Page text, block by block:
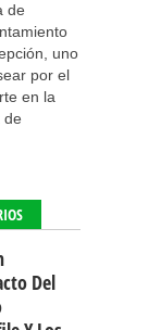
de
uno
por el
en la
de
Del